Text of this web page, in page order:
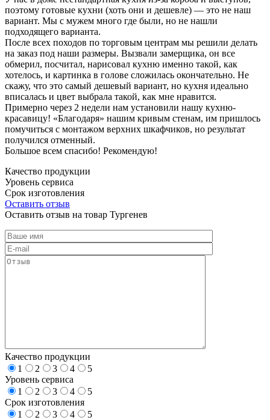
поэтому готовые кухни (хоть они и дешевле) — это не наш
вариант. Мы с мужем много где были, но не нашли
подходящего варианта.
После всех походов по торговым центрам мы решили делать
на заказ под наши размеры. Вызвали замерщика, он все
обмерил, посчитал, нарисовал кухню именно такой, как
хотелось, и картинка в голове сложилась окончательно. Не
скажу, что это самый дешевый вариант, но кухня идеально
вписалась и цвет выбрала такой, как мне нравится.
Примерно через 2 недели нам установили нашу кухню-
красавицу! «Благодаря» нашим кривым стенам, им пришлось
помучиться с монтажом верхних шкафчиков, но результат
получился отменный.
Большое всем спасибо! Рекомендую!
Качество продукции
Уровень сервиса
Срок изготовления
Оставить отзыв
Оставить отзыв на товар Тургенев
Качество продукции
1
2 3 4
5
Уровень сервиса
1
2 3 4
5
Срок изготовления
1
2 3 4
5